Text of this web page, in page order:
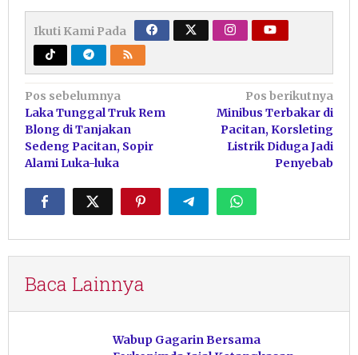
Ikuti Kami Pada
Navigasi
pos
Pos sebelumnya
Laka Tunggal Truk Rem
Blong di Tanjakan
Sedeng Pacitan, Sopir
Alami Luka-luka
Pos berikutnya
Minibus Terbakar di
Pacitan, Korsleting
Listrik Diduga Jadi
Penyebab
Baca Lainnya
Wabup Gagarin Bersama